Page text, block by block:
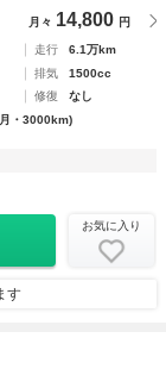
月々 14,800 円
走行
6.1万km
排気
1500cc
修復
なし
・3000km)
お気に入り
す